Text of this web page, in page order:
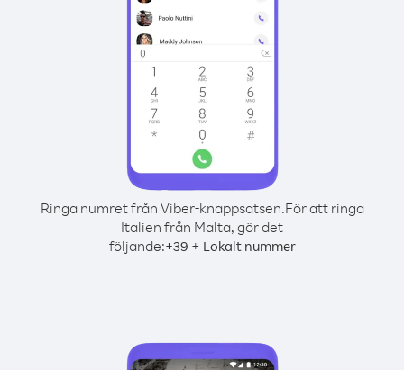
Ringa numret från Viber-knappsatsen.För att ringa
Italien från Malta, gör det
följande:+39 + Lokalt nummer